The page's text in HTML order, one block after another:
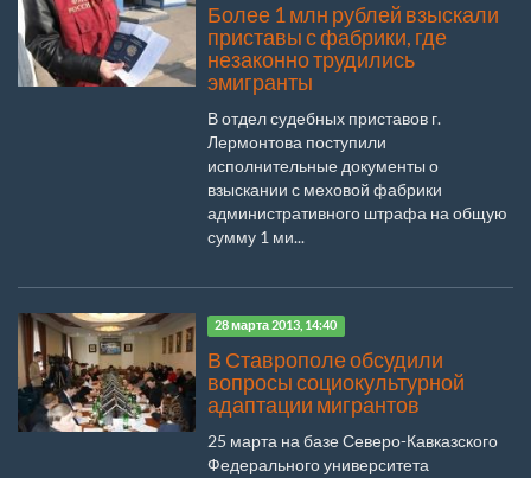
Более 1 млн рублей взыскали
приставы с фабрики, где
незаконно трудились
эмигранты
В отдел судебных приставов г.
Лермонтова поступили
исполнительные документы о
взыскании с меховой фабрики
административного штрафа на общую
сумму 1 ми...
28 марта 2013, 14:40
В Ставрополе обсудили
вопросы социокультурной
адаптации мигрантов
25 марта на базе Северо-Кавказского
Федерального университета